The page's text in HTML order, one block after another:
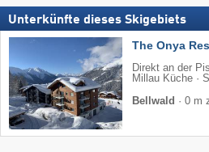
Unterkünfte dieses Skigebiets
The Onya
Direkt an der
Millau Küche ·
Bellwald · 0 m